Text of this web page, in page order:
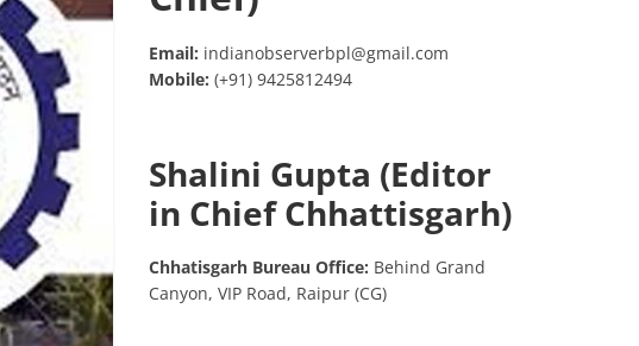
Email: indianobserverbpl@gmail.com
Mobile: (+91) 9425812494
Shalini Gupta (Editor
in Chief Chhattisgarh)
Chhatisgarh Bureau Office: Behind Grand
Canyon, VIP Road, Raipur (CG)